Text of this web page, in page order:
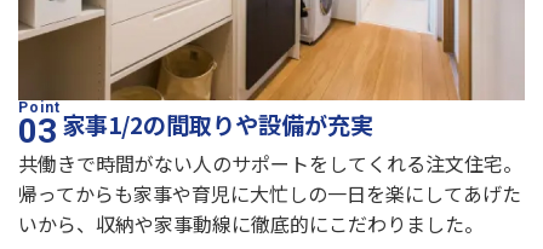
家事1/2の間取りや設備が充実
共働きで時間がない人のサポートをしてくれる注文住宅。
帰ってからも家事や育児に大忙しの一日を楽にしてあげた
いから、収納や家事動線に徹底的にこだわりました。